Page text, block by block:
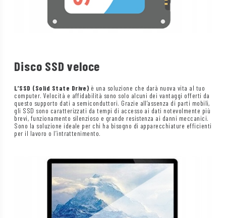
Disco SSD veloce
L’SSD (Solid State Drive) è una soluzione che darà nuova vita al tuo
computer. Velocità e affidabilità sono solo alcuni dei vantaggi offerti da
questo supporto dati a semiconduttori. Grazie all’assenza di parti mobili,
gli SSD sono caratterizzati da tempi di accesso ai dati notevolmente più
brevi, funzionamento silenzioso e grande resistenza ai danni meccanici.
Sono la soluzione ideale per chi ha bisogno di apparecchiature efficienti
per il lavoro o l’intrattenimento.